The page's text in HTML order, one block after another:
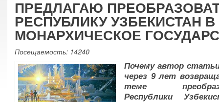
ПРЕДЛАГАЮ
РЕСПУБЛИКУ УЗБЕКИСТАН В
МОНАРХИЧЕСКОЕ
Посещаемость: 14240
Почему автор
через 9 лет
теме
Республики